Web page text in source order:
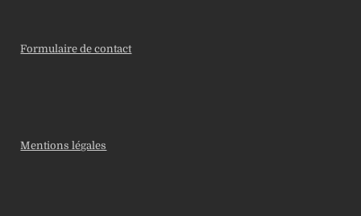
Formulaire de contact
Mentions légales